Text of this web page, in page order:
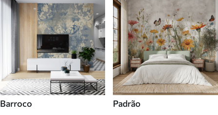
Barroco Padrão